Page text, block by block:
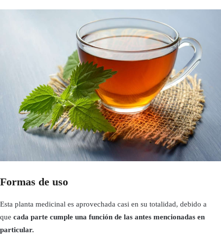
Formas de uso
Esta planta medicinal es aprovechada casi en su totalidad, debido a
que cada parte cumple una función de las antes mencionadas en
particular.